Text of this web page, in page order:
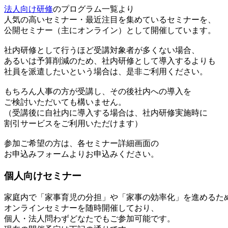
法人向け研修のプログラム一覧より
人気の高いセミナー・最近注目を集めているセミナーを、
公開セミナー（主にオンライン）として開催しています。
社内研修として行うほど受講対象者が多くない場合、
あるいは予算削減のため、社内研修として導入するよりも
社員を派遣したいという場合は、是非ご利用ください。
もちろん人事の方が受講し、その後社内への導入を
ご検討いただいても構いません。
（受講後に自社内に導入する場合は、社内研修実施時に
割引サービスをご利用いただけます）
参加ご希望の方は、各セミナー詳細画面の
お申込みフォームよりお申込みください。
個人向けセミナー
家庭内で「家事育児の分担」や「家事の効率化」を進めるた
オンラインセミナーを随時開催しており、
個人・法人問わずどなたでもご参加可能です。